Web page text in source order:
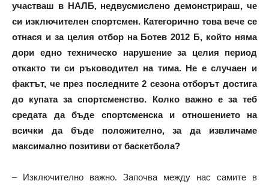
участваш в НАЛБ, недвусмислено демонстрираш, че
си изключителен спортсмен. Категорично това вече се
отнася и за целия отбор на Ботев 2012 Б, който няма
дори едно техническо нарушение за целия период
откакто ти си ръководител на тима. Не е случаен и
фактът, че през последните 2 сезона отборът достига
до купата за спортсменство. Колко важно е за теб
средата да бъде спортсменска и отношението на
всички да бъде положително, за да извличаме
максимално позитиви от баскетбола?
– Изключително важно. Започва между нас самите в